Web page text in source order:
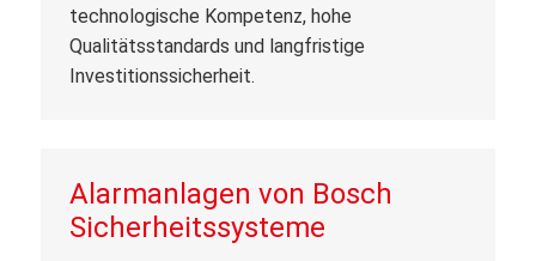
technologische Kompetenz, hohe
Qualitätsstandards und langfristige
Investitionssicherheit.
Alarmanlagen von Bosch
Sicherheitssysteme